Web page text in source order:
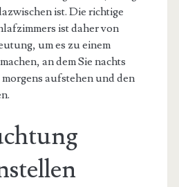
ist. Die richtige
ist daher von
um es zu einem
an dem Sie nachts
aufstehen und den